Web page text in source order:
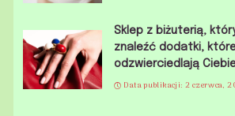
Sklep z biżuterią,
znaleźć dodatki,
odzwierciedlają
Data publikacji: 2 czerwca,